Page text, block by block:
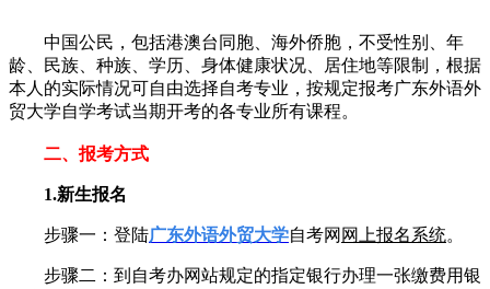
中国公民，包括港澳台同胞、海外侨胞，不受性别、年
龄、民族、种族、学历、身体健康状况、居住地等限制，根据
本人的实际情况可自由选择自考专业，按规定报考广东外语外
贸大学自学考试当期开考的各专业所有课程。
二、报考方式
1.新生报名
步骤一：登陆广东外语外贸大学自考网 网上报名系统。
步骤二：到自考办网站规定的指定银行办理一张缴费用银